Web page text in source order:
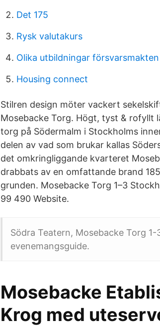
Det 175
Rysk valutakurs
Olika utbildningar försvarsmakten
Housing connect
Stilren design möter vackert
Mosebacke Torg. Högt, tyst & rofyllt
torg på Södermalm i Stockholms
delen av vad som brukar kallas
det omkringliggande kvarteret
drabbats av en omfattande brand
grunden. Mosebacke Torg 1–3
99 490 Website.
Södra Teatern, Mosebacke Torg
evenemangsguide.
Mosebacke
Krog med